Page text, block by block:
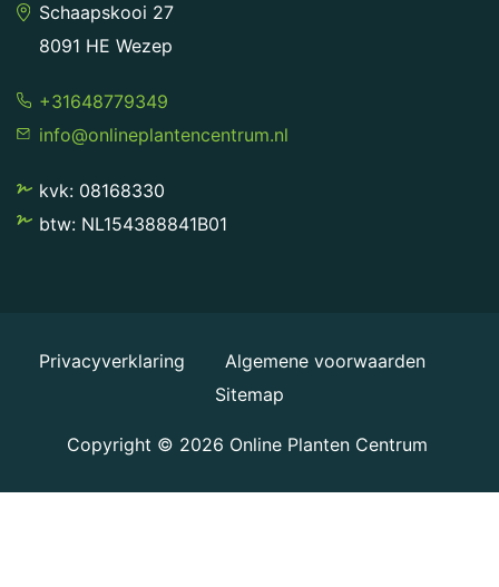
Schaapskooi 27
8091 HE Wezep
+31648779349
info@onlineplantencentrum.nl
kvk: 08168330
btw: NL154388841B01
Privacyverklaring
Algemene voorwaarden
Sitemap
Copyright © 2026 Online Planten Centrum